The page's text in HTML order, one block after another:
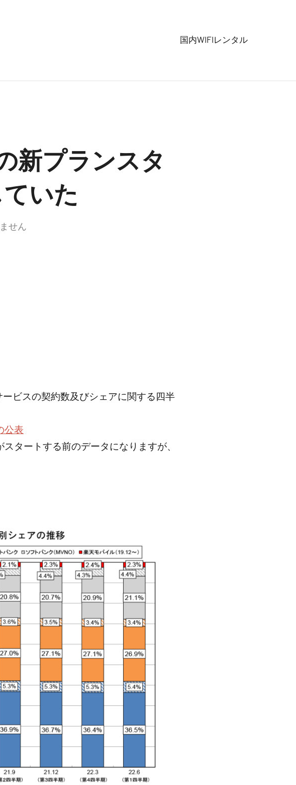
国内WIFIレンタル
新プランスタ
いた
せん
ビスの契約数及びシェアに関する四半
公表
タートする前のデータになりますが、